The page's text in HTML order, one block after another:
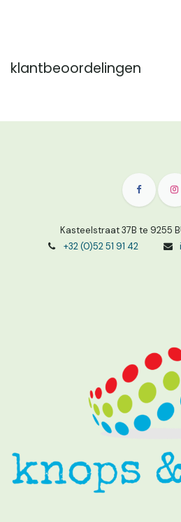
klantbeoordelingen
Kasteelstraat 37B te 9255
+32 (0)52 51 91 42